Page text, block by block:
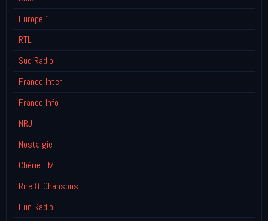
Europe 1
RTL
Sud Radio
France Inter
France Info
NRJ
Nostalgie
Chérie FM
Rire & Chansons
Fun Radio